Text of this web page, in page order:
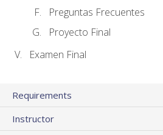
Preguntas Frecuentes
Proyecto Final
Examen Final
Requirements
Instructor